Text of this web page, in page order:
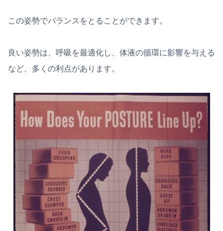
この姿勢でバランスをとることができます。
良い姿勢は、呼吸を最適化し、体液の循環に影響を与える
など、多くの利点があります。